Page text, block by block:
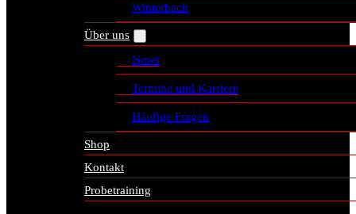
Winterbach
Über uns
News
Termine und Karriere
Häufige Fragen
Shop
Kontakt
Probetraining